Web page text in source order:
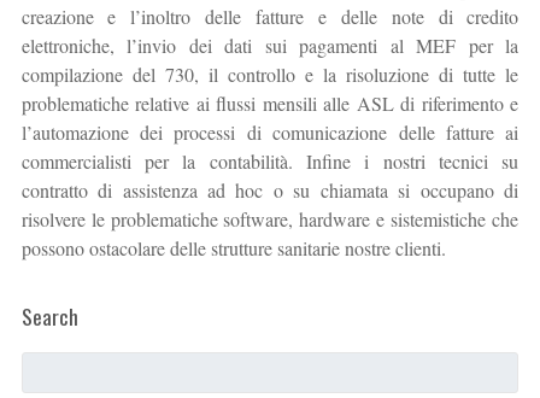
creazione e l’inoltro delle fatture e delle note di credito
elettroniche, l’invio dei dati sui pagamenti al MEF per la
compilazione del 730, il controllo e la risoluzione di tutte le
problematiche relative ai flussi mensili alle ASL di riferimento e
l’automazione dei processi di comunicazione delle fatture ai
commercialisti per la contabilità. Infine i nostri tecnici su
contratto di assistenza ad hoc o su chiamata si occupano di
risolvere le problematiche software, hardware e sistemistiche che
possono ostacolare delle strutture sanitarie nostre clienti.
Search